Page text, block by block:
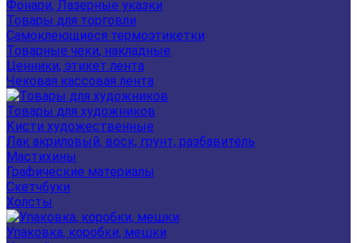
Фонари, Лазерные указки
Товары для торговли
Самоклеющиеся термоэтикетки
Товарные чеки, накладные
Ценники, этикет лента
Чековая кассовая лента
Товары для художников
Кисти художественные
Лак акриловый, воск, грунт, разбавитель
Мастихины
Графические материалы
Скетчбуки
Холсты
Упаковка, коробки, мешки